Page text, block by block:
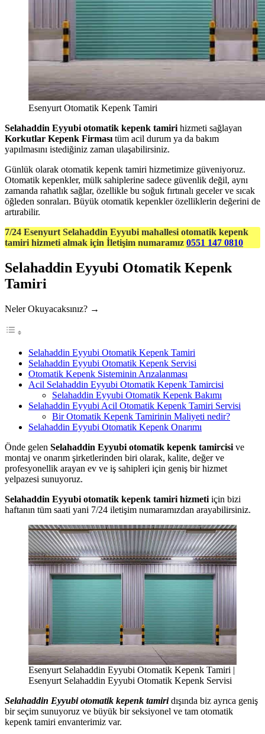
Esenyurt Otomatik Kepenk Tamiri
Selahaddin Eyyubi otomatik kepenk tamiri hizmeti sağlayan
Korkutlar Kepenk Firması tüm acil durum ya da bakım
yapılmasını istediğiniz zaman ulaşabilirsiniz.
Günlük olarak otomatik kepenk tamiri hizmetimize güveniyoruz.
Otomatik kepenkler, mülk sahiplerine sadece güvenlik değil, aynı
zamanda rahatlık sağlar, özellikle bu soğuk fırtınalı geceler ve sıcak
öğleden sonraları. Büyük otomatik kepenkler özelliklerin değerini de
artırabilir.
7/24 Esenyurt Selahaddin Eyyubi mahallesi otomatik kepenk
tamiri hizmeti almak için İletişim numaramız 0551 147 0810
Selahaddin Eyyubi Otomatik Kepenk
Tamiri
Neler Okuyacaksınız? →
Selahaddin Eyyubi Otomatik Kepenk Tamiri
Selahaddin Eyyubi Otomatik Kepenk Servisi
Otomatik Kepenk Sisteminin Arızalanması
Acil Selahaddin Eyyubi Otomatik Kepenk Tamircisi
Selahaddin Eyyubi Otomatik Kepenk Bakımı
Selahaddin Eyyubi Acil Otomatik Kepenk Tamiri Servisi
Bir Otomatik Kepenk Tamirinin Maliyeti nedir?
Selahaddin Eyyubi Otomatik Kepenk Onarımı
Önde gelen Selahaddin Eyyubi otomatik kepenk tamircisi ve
montaj ve onarım şirketlerinden biri olarak, kalite, değer ve
profesyonellik arayan ev ve iş sahipleri için geniş bir hizmet
yelpazesi sunuyoruz.
Selahaddin Eyyubi otomatik kepenk tamiri hizmeti için bizi
haftanın tüm saati yani 7/24 iletişim numaramızdan arayabilirsiniz.
Esenyurt Selahaddin Eyyubi Otomatik Kepenk Tamiri |
Esenyurt Selahaddin Eyyubi Otomatik Kepenk Servisi
Selahaddin Eyyubi otomatik kepenk tamiridışında biz ayrıca geniş
bir seçim sunuyoruz ve büyük bir seksiyonel ve tam otomatik
kepenk tamiri envanterimiz var.